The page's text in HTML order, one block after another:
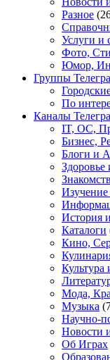
Разное
Услуги и
Фото,
Юмор,
Группы
По
Каналы
IT, ОС,
Бизнес,
Блоги и
Изучение
История
Каталоги
Кино,
Культура
Мода,
Музыка
Научно-
Новости
Об Играх